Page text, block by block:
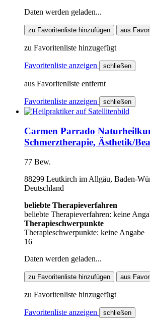
Daten werden geladen...
zu Favoritenliste hinzufügen aus
zu Favoritenliste hinzugefügt
Favoritenliste anzeigen schließen
aus Favoritenliste entfernt
Favoritenliste anzeigen schließen
Carmen Parrado
Schmerztherapie, Ästhetik/
77 Bew.
88299 Leutkirch im Allgäu, Baden-
Deutschland
beliebte Therapieverfahren
beliebte Therapieverfahren: keine
Therapieschwerpunkte
Therapieschwerpunkte: keine Angabe
16
Daten werden geladen...
zu Favoritenliste hinzufügen aus
zu Favoritenliste hinzugefügt
Favoritenliste anzeigen schließen